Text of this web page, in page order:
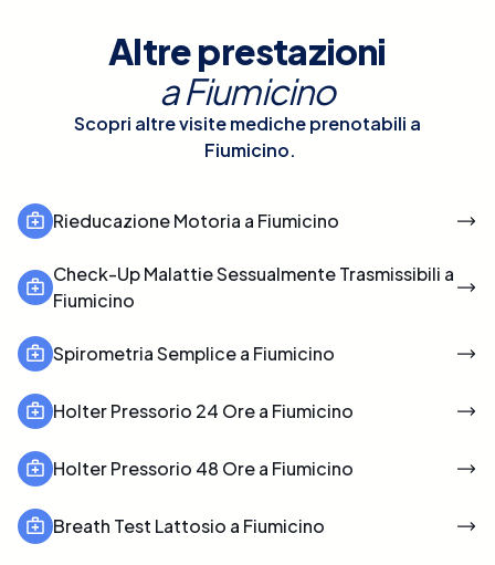
Altre prestazioni
aFiumicino
Scopri altre visite mediche prenotabili a
Fiumicino.
Rieducazione Motoria a Fiumicino
Check-Up Malattie Sessualmente Trasmissibili a
Fiumicino
Spirometria Semplice a Fiumicino
Holter Pressorio 24 Ore a Fiumicino
Holter Pressorio 48 Ore a Fiumicino
Breath Test Lattosio a Fiumicino